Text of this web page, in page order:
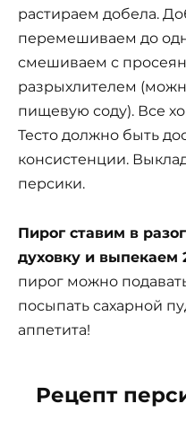
растираем добела.
перемешиваем до
смешиваем с
разрыхлителем
пищевую соду). Все
Тесто должно быть
консистенции.
персики.
Пирог ставим в
духовку и выпекаем
пирог можно
посыпать сахарной
аппетита!
Рецепт